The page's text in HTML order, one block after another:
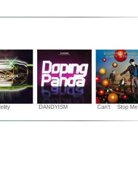
DANDYISM Can't Stop Me